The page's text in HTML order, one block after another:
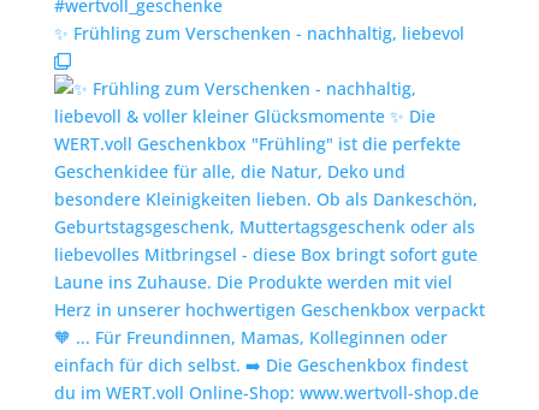
✨️ Frühling zum Verschenken - nachhaltig, liebevol